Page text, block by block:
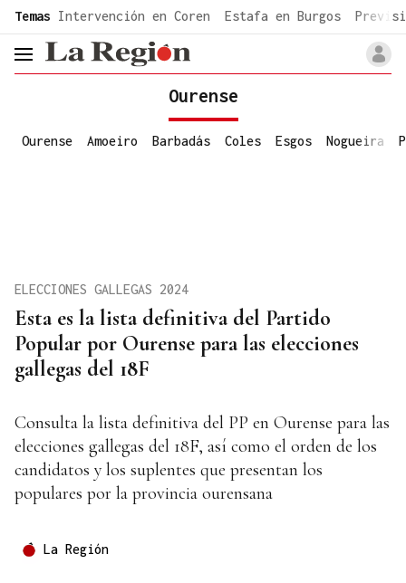
common.go-to-content
Temas Intervención en Coren Estafa en Burgos
header.menu.open
Ourense
Ourense Amoeiro Barbadás Coles Esgos Nogueira
Esta es la lista definitiva del Partido
Popular por Ourense para las elecciones
gallegas del 18F
ELECCIONES GALLEGAS 2024
Consulta la lista definitiva del PP en Ourense para las
elecciones gallegas del 18F, así como el orden de los
candidatos y los suplentes que presentan los
populares por la provincia ourensana
La Región